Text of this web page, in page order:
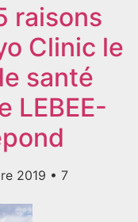
raisons
Clinic le
santé
LEBEE-
2019
7